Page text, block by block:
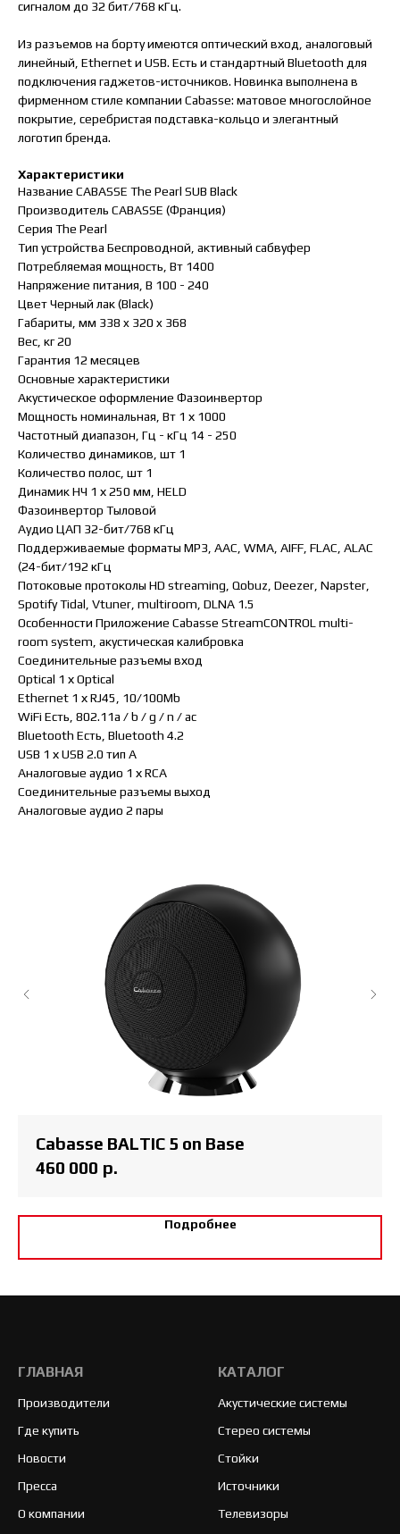
сигналом до 32 бит/768 кГц.
Из разъемов на борту имеются оптический вход, аналоговый
линейный, Ethernet и USB. Есть и стандартный Bluetooth для
подключения гаджетов-источников. Новинка выполнена в
фирменном стиле компании Cabasse: матовое многослойное
покрытие, серебристая подставка-кольцо и элегантный
логотип бренда.
Характеристики
Название CABASSE The Pearl SUB Black
Производитель CABASSE (Франция)
Серия The Pearl
Тип устройства Беспроводной, активный сабвуфер
Потребляемая мощность, Вт 1400
Напряжение питания, В 100 - 240
Цвет Черный лак (Black)
Габариты, мм 338 x 320 x 368
Вес, кг 20
Гарантия 12 месяцев
Основные характеристики
Акустическое оформление Фазоинвертор
Мощность номинальная, Вт 1 х 1000
Частотный диапазон, Гц - кГц 14 - 250
Количество динамиков, шт 1
Количество полос, шт 1
Динамик НЧ 1 х 250 мм, HELD
Фазоинвертор Тыловой
Аудио ЦАП 32-бит/768 кГц
Поддерживаемые форматы MP3, AAC, WMA, AIFF, FLAC, ALAC
(24-бит/192 кГц
Потоковые протоколы HD streaming, Qobuz, Deezer, Napster,
Spotify Tidal, Vtuner, multiroom, DLNA 1.5
Особенности Приложение Cabasse StreamCONTROL multi-
room system, акустическая калибровка
Соединительные разъемы вход
Optical 1 х Optical
Ethernet 1 х RJ45, 10/100Mb
WiFi Есть, 802.11a / b / g / n / ac
Bluetooth Есть, Bluetooth 4.2
USB 1 х USB 2.0 тип А
Аналоговые аудио 1 х RCA
Соединительные разъемы выход
Аналоговые аудио 2 пары
Cabasse BALTIC 5 on Base
460 000 р.
Подробнее
ГЛАВНАЯ
Производители
Где купить
Новости
Пресса
О компании
КАТАЛОГ
Акустические системы
Стерео системы
Стойки
Источники
Телевизоры